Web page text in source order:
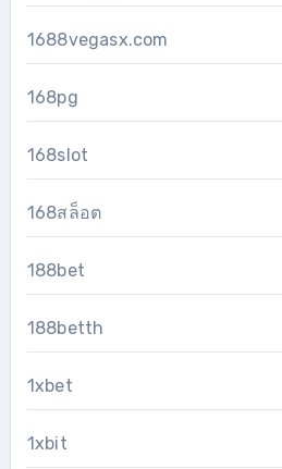
1688vegasx.com
168pg
168slot
168สล็อต
188bet
188betth
1xbet
1xbit